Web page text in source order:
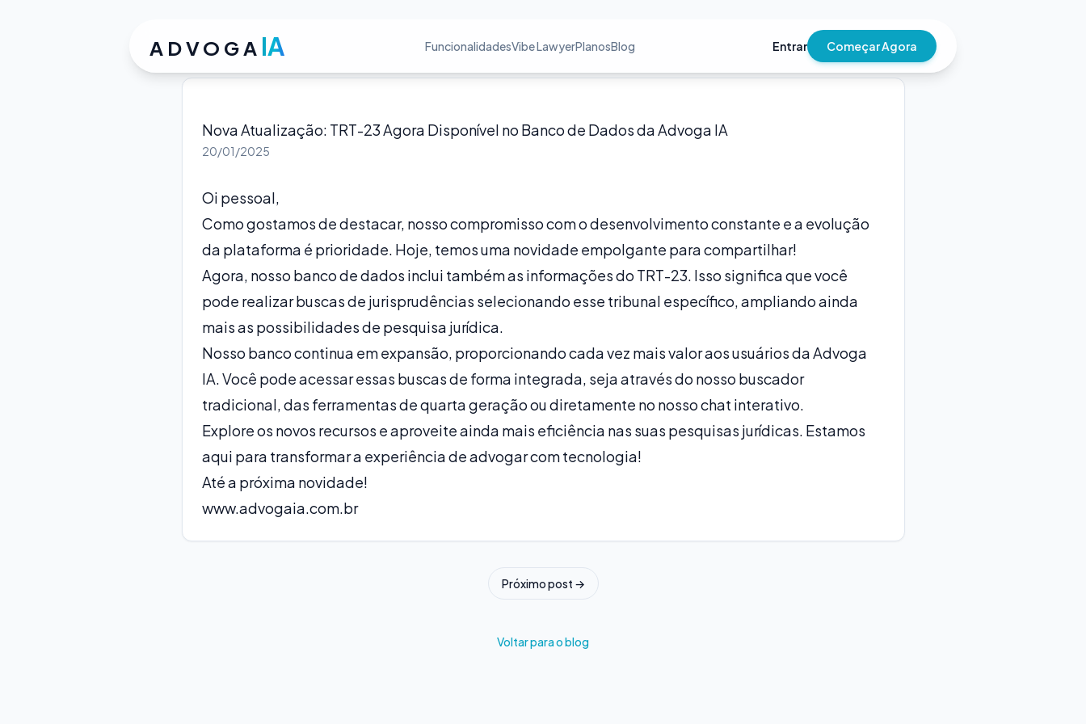
ADVOGA IA FuncionalidadesVibe LawyerPlanosBlog Entrar Começar Agora
Nova Atualização: TRT-23 Agora Disponível no Banco de Dados da Advoga IA
20/01/2025
Oi pessoal,
Como gostamos de destacar, nosso compromisso com o desenvolvimento constante e a evolução
da plataforma é prioridade. Hoje, temos uma novidade empolgante para compartilhar!
Agora, nosso banco de dados inclui também as informações do TRT-23. Isso significa que você
pode realizar buscas de jurisprudências selecionando esse tribunal específico, ampliando ainda
mais as possibilidades de pesquisa jurídica.
Nosso banco continua em expansão, proporcionando cada vez mais valor aos usuários da Advoga
IA. Você pode acessar essas buscas de forma integrada, seja através do nosso buscador
tradicional, das ferramentas de quarta geração ou diretamente no nosso chat interativo.
Explore os novos recursos e aproveite ainda mais eficiência nas suas pesquisas jurídicas. Estamos
aqui para transformar a experiência de advogar com tecnologia!
Até a próxima novidade!
www.advogaia.com.br
Próximo post →
Voltar para o blog